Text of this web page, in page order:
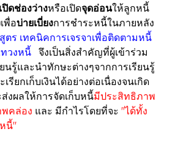
ปิดช่องว่างหรือเปิดจุดอ่อนให้ลูกหนี้
เพื่อบ่ายเบี่ยงการชำระหนี้ในภายหลัง
ตร เทคนิคการเจรจาเพื่อติดตามหนี้
วงหนี้ จึงเป็นสิ่งสำคัญที่ผู้เข้าร่วม
นรู้และนำทักษะต่างๆจากการเรียนรู้
ยกเก็บเงินได้อย่างต่อเนื่องจนเกิด
งผลให้การจัดเก็บหนี้มีประสิทธิภาพ
คล่อง และ มีกำไรโดยที่จะ "ได้ทั้ง
นี้"